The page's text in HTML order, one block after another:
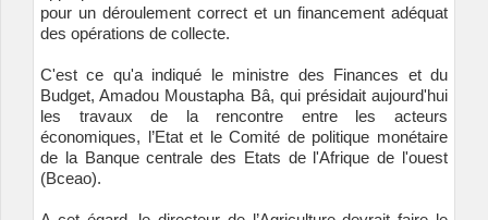
pour un déroulement correct et un financement adéquat
des opérations de collecte.
C'est ce qu'a indiqué le ministre des Finances et du
Budget, Amadou Moustapha Bâ, qui présidait aujourd'hui
les travaux de la rencontre entre les acteurs
économiques, l’Etat et le Comité de politique monétaire
de la Banque centrale des Etats de l'Afrique de l'ouest
(Bceao).